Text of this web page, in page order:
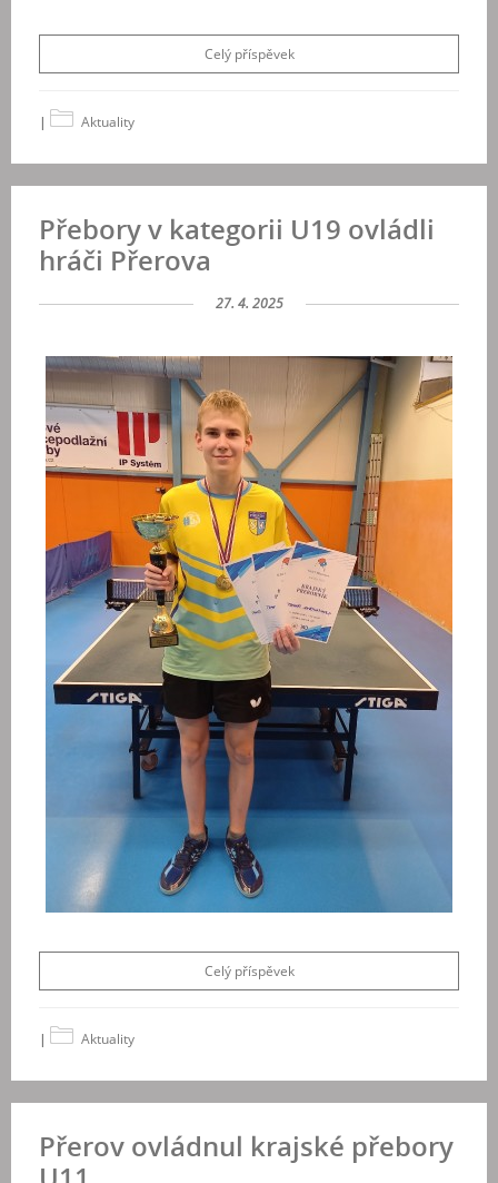
Celý příspěvek
| Aktuality
Přebory v kategorii U19 ovládli
hráči Přerova
27. 4. 2025
Celý příspěvek
| Aktuality
Přerov ovládnul krajské přebory